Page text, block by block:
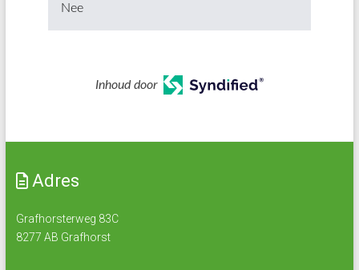
Nee
Inhoud door
Adres
Grafhorsterweg 83C
8277 AB Grafhorst